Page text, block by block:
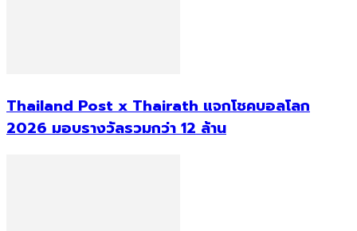
Thailand Post x Thairath แจกโชคบอลโลก
2026 มอบรางวัลรวมกว่า 12 ล้าน